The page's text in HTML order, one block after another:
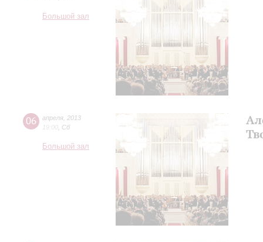
Большой зал
06 апреля 2013
19:00 Сб
Большой зал